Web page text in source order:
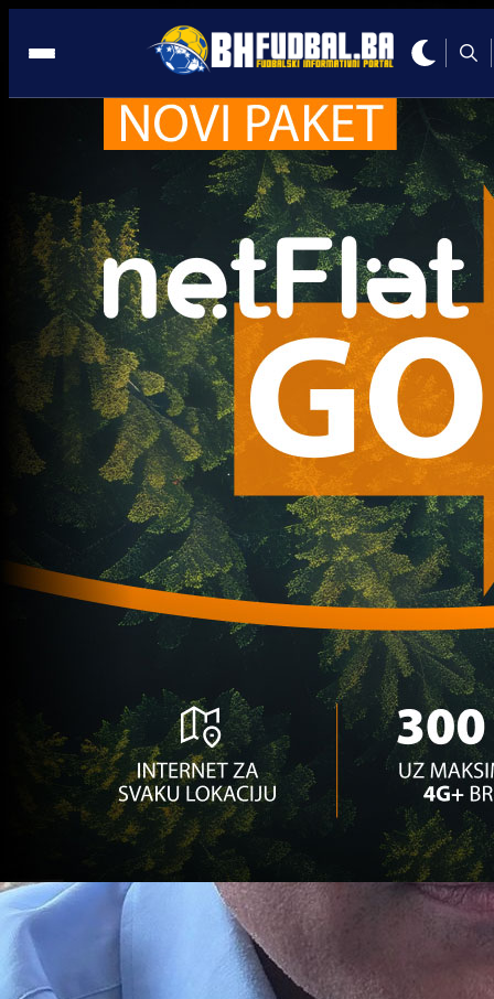
Lige petice
Lige petice
Jakirovićev Hull City ulaskom u Premier ligu
zaradio pravo bogatstvo!
2 mjesec 1 sedmica
Lige petice
Jakirović i Hadžiahmetović odveli Hull City u
Premier ligu!
2 mjesec 1 sedmica